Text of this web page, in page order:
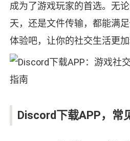
成为了游戏玩家的首选。无
天，还是文件传输，都能满
体验吧，让你的社交生活更加
Discord下载APP，常